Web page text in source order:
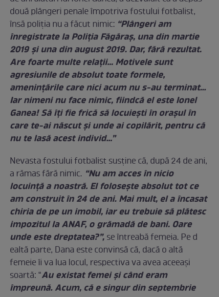
două plângeri penale împotriva fostului fotbalist,
însă poliţia nu a făcut nimic: “Plângeri am
înregistrate la Poliţia Făgăraş, una din martie
2019 şi una din august 2019. Dar, fără rezultat.
Are foarte multe relaţii… Motivele sunt
agresiunile de absolut toate formele,
ameninţările care nici acum nu s-au terminat…
Iar nimeni nu face nimic, fiindcă el este Ionel
Ganea! Să îţi fie frică să locuieşti în oraşul în
care te-ai născut şi unde ai copilărit, pentru că
nu te lasă acest individ…”
Nevasta fostului fotbalist susţine că, după 24 de ani,
a rămas fără nimic. “Nu am acces în nicio
locuinţă a noastră. El foloseşte absolut tot ce
am construit în 24 de ani. Mai mult, el a încasat
chiria de pe un imobil, iar eu trebuie să plătesc
impozitul la ANAF, o grămadă de bani. Oare
unde este dreptatea?”, se întreabă femeia. Pe d
ealtă parte, Dana este convinsă că, dacă o altă
femeie îi va lua locul, respectiva va avea aceeaşi
soartă: “Au existat femei şi când eram
împreună. Acum, că e singur din septembrie